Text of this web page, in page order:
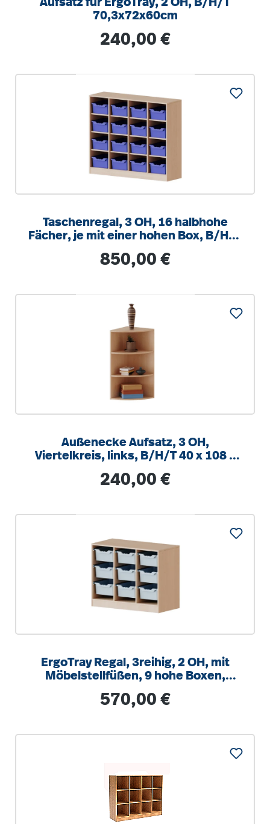
70,3x72x60cm
Regulärer Preis:
240,00 €
Taschenregal, 3 OH, 16 halbhohe
Fächer, je mit einer hohen Box, B/H/T
Regulärer Preis:
850,00 €
Außenecke Aufsatz, 3 OH,
Viertelkreis, links, B/H/T 40 x 108 x
Regulärer Preis:
240,00 €
ErgoTray Regal, 3reihig, 2 OH, mit
Möbelstellfüßen, 9 hohe Boxen,
Regulärer Preis:
570,00 €